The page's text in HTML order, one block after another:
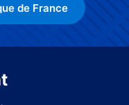
de France